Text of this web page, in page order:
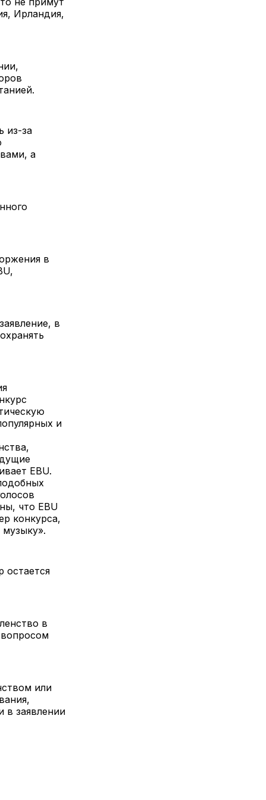
Ирландия,
из-за
а
в
в
и
EBU.
что EBU
конкурса,
остается
в
или
в заявлении